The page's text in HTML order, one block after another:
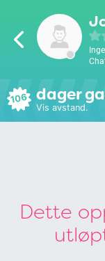
106 dager
Vis avstand.
Dette